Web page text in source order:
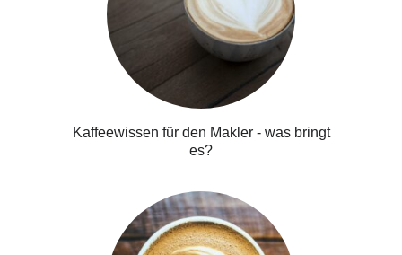
Kaffeewissen für den Makler - was bringt
es?